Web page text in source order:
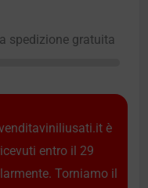
spedizione gratuita
è
entro il 29
Torniamo il